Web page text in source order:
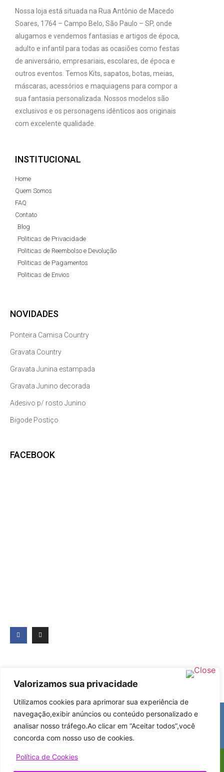
Valorizamos sua privacidade
Utilizamos cookies para aprimorar sua experiência de
navegação,exibir anúncios ou conteúdo personalizado e
analisar nosso tráfego.Ao clicar em “Aceitar todos”,você
concorda com nosso uso de cookies.
Política de Cookies
Nossa loja está situada na Rua Antônio de Macedo
Soares, 1764 – Campo Belo, São Paulo – SP, onde
alugamos e vendemos fantasias e artigos de época,
adulto e infantil para todas as ocasiões como festas
de aniversário, empresariais, escolares, de época e
outros eventos. Temos Kits, sapatos, botas, meias,
máscaras, acessórios e maquiagens para compor a
sua fantasia personalizada. Nossos modelos são
exclusivos e os personagens idênticos aos originais
com excelente qualidade.
INSTITUCIONAL
Home
Quem Somos
FAQ
Contato
Blog
Politicas de Privacidade
Politicas de Reembolso e Devolução
Politicas de Pagamentos
Politicas de Envios
NOVIDADES
Ponteira Camisa Country
Gravata Country
Gravata Junina estampada
Gravata Junino decorada
Adesivo p/ rosto Junino
Bigode Postiço
FACEBOOK
+55 (11) 5571-2579
lojavirtual@absurdofantasias.com.br
Seg - Sex: 9:30h - 20h | Sab: 10hàs 18h
© 2026 TODOS OS DIREITOS RESERVADOS A ABSURDO